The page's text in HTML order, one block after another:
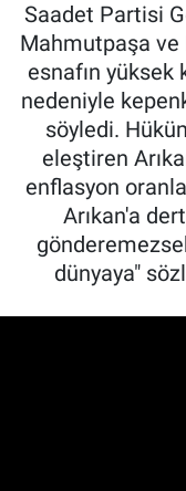
Saadet Partisi
Mahmutpaşa ve
esnafın yüksek
nedeniyle
söyledi.
eleştiren
enflasyon
Arıkan'a
dünyaya"